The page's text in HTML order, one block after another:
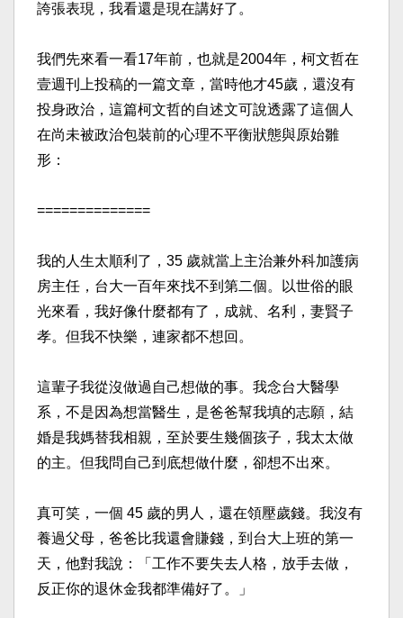
誇張表現，我看還是現在講好了。​
我們先來看一看17年前，也就是2004年，柯文哲在
壹週刊上投稿的一篇文章，當時他才45歲，還沒有
投身政治，這篇柯文哲的自述文可說透露了這個人
在尚未被政治包裝前的心理不平衡狀態與原始雛
形：​
==============​
我的人生太順利了，35 歲就當上主治兼外科加護病
房主任，台大一百年來找不到第二個。以世俗的眼
光來看，我好像什麼都有了，成就、名利，妻賢子
孝。但我不快樂，連家都不想回。 ​
這輩子我從沒做過自己想做的事。我念台大醫學
系，不是因為想當醫生，是爸爸幫我填的志願，結
婚是我媽替我相親，至於要生幾個孩子，我太太做
的主。但我問自己到底想做什麼，卻想不出來。 ​
真可笑，一個 45 歲的男人，還在領壓歲錢。我沒有
養過父母，爸爸比我還會賺錢，到台大上班的第一
天，他對我說：「工作不要失去人格，放手去做，
反正你的退休金我都準備好了。」 ​